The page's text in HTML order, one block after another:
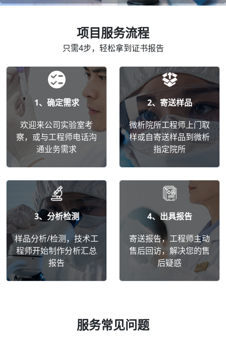
项目服务流程
只需4步，轻松拿到证书报告
1、确定需求
欢迎来公司实验室考
察，或与工程师电话沟
通业务需求
2、寄送样品
微析院所工程师上门取
样或自寄送样品到微析
指定院所
3、分析检测
样品分析/检测，技术工
程师开始制作分析汇总
报告
4、出具报告
寄送报告，工程师主动
售后回访，解决您的售
后疑惑
服务常见问题